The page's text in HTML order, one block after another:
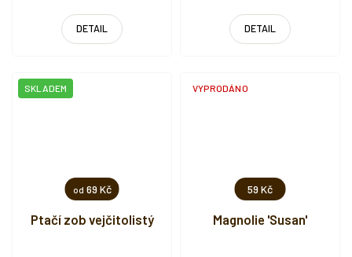
DETAIL DETAIL
od 69 Kč
Ptačí zob vejčitolistý
SKLADEM
59 Kč
Magnolie 'Susan'
VYPRODÁNO